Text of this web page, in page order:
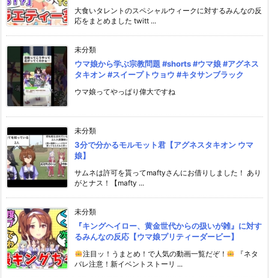
大食いタレントのスペシャルウィークに対するみんなの反
応をまとめました twitt ...
未分類
ウマ娘から学ぶ宗教問題 #shorts #ウマ娘 #アグネス
タキオン #スイープトウョウ #キタサンブラック
ウマ娘ってやっぱり偉大ですね
未分類
3分で分かるモルモット君【アグネスタキオン ウマ
娘】
サムネは許可を貰ってmaftyさんにお借りしました！ あり
がとナス！【mafty ...
未分類
『キングヘイロー、黄金世代からの扱いが雑』に対す
るみんなの反応【ウマ娘プリティーダービー】
注目ッ！うまとめ！で人気の動画一覧だぞ！
『ネタ
バレ注意！新イベントストーリ ...